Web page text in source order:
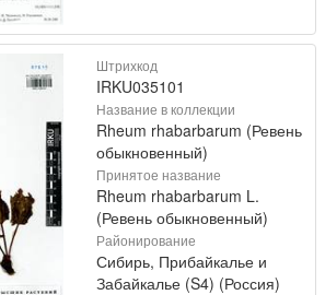
Штрихкод
IRKU035101
Название в коллекции
Rheum rhabarbarum (Ревень
обыкновенный)
Принятое название
Rheum rhabarbarum L.
(Ревень обыкновенный)
Районирование
Сибирь, Прибайкалье и
Забайкалье (S4) (Россия)